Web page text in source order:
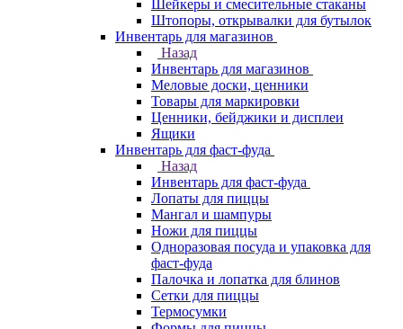
Шейкеры и смесительные стаканы
Штопоры, открывалки для бутылок
Инвентарь для магазинов
Назад
Инвентарь для магазинов
Меловые доски, ценники
Товары для маркировки
Ценники, бейджики и дисплеи
Ящики
Инвентарь для фаст-фуда
Назад
Инвентарь для фаст-фуда
Лопаты для пиццы
Мангал и шампуры
Ножи для пиццы
Одноразовая посуда и упаковка для
фаст-фуда
Палочка и лопатка для блинов
Сетки для пиццы
Термосумки